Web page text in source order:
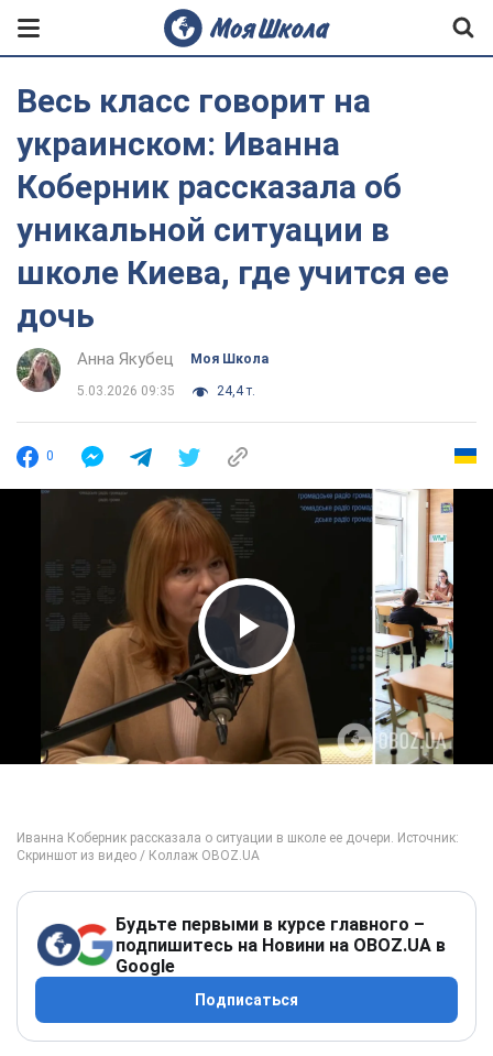
Весь класс говорит на
украинском: Иванна
Коберник рассказала об
уникальной ситуации в
школе Киева, где учится ее
дочь
Анна Якубец Моя Школа
5.03.2026 09:35 24,4 т.
0
Play Video
Будьте первыми в курсе главного –
подпишитесь на Новини на OBOZ.UA в
Google
Подписаться